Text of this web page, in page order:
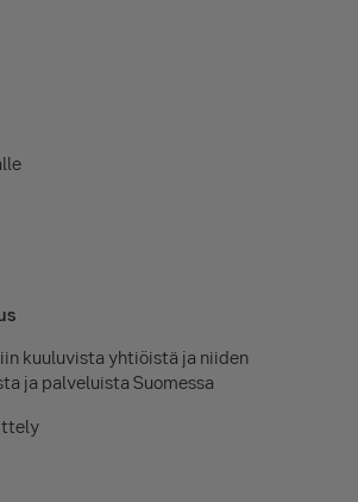
kuuluvista yhtiöistä ja niiden
ja palveluista Suomessa